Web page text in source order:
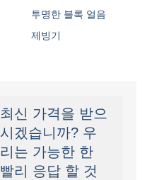
투명한 블록 얼음
제빙기
최신 가격을 받으
시겠습니까? 우
리는 가능한 한
빨리 응답 할 것